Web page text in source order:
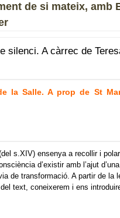
de si mateix, amb
silenci. A càrrec de
la Salle. A prop de St
s.XIV) ensenya a recollir i
d’existir amb l’ajut d’una
de transformació. A partir de la
text, coneixerem i ens